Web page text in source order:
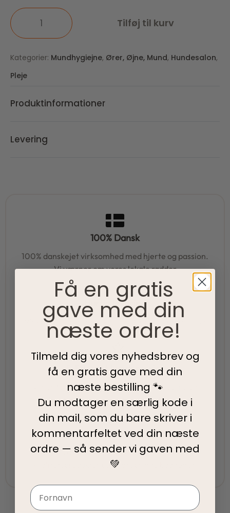
Tilføj til kurv
Kategorier: Mundhygiejne, Ører, Øjne, Mund, Hundesalon,
Pleje
Produktinformationer
Levering
100% Dansk
100% danskejet virksomhed med hjerte og passion.
Vi værner om vores lokale rødder
Hurtig levering
95% af alle ordrer pakkes og afsendes samme dag
som du bestiller.
5-Stjernet kundeservice
Vi har topscore på både Facebook, Google og
Trustpilot - Vi er her for at hjælpe dig
Fair priser
Vi tilbyder fair priser, så I kan nyde vores
kvalitetsprodukter uden at springe budgettet.
Få en gratis
gave med din
næste ordre!
Tilmeld dig vores nyhedsbrev og
få en gratis gave med din
næste bestilling 🐾
Du modtager en særlig kode i
din mail, som du bare skriver i
kommentarfeltet ved din næste
ordre — så sender vi gaven med
💚
Navn